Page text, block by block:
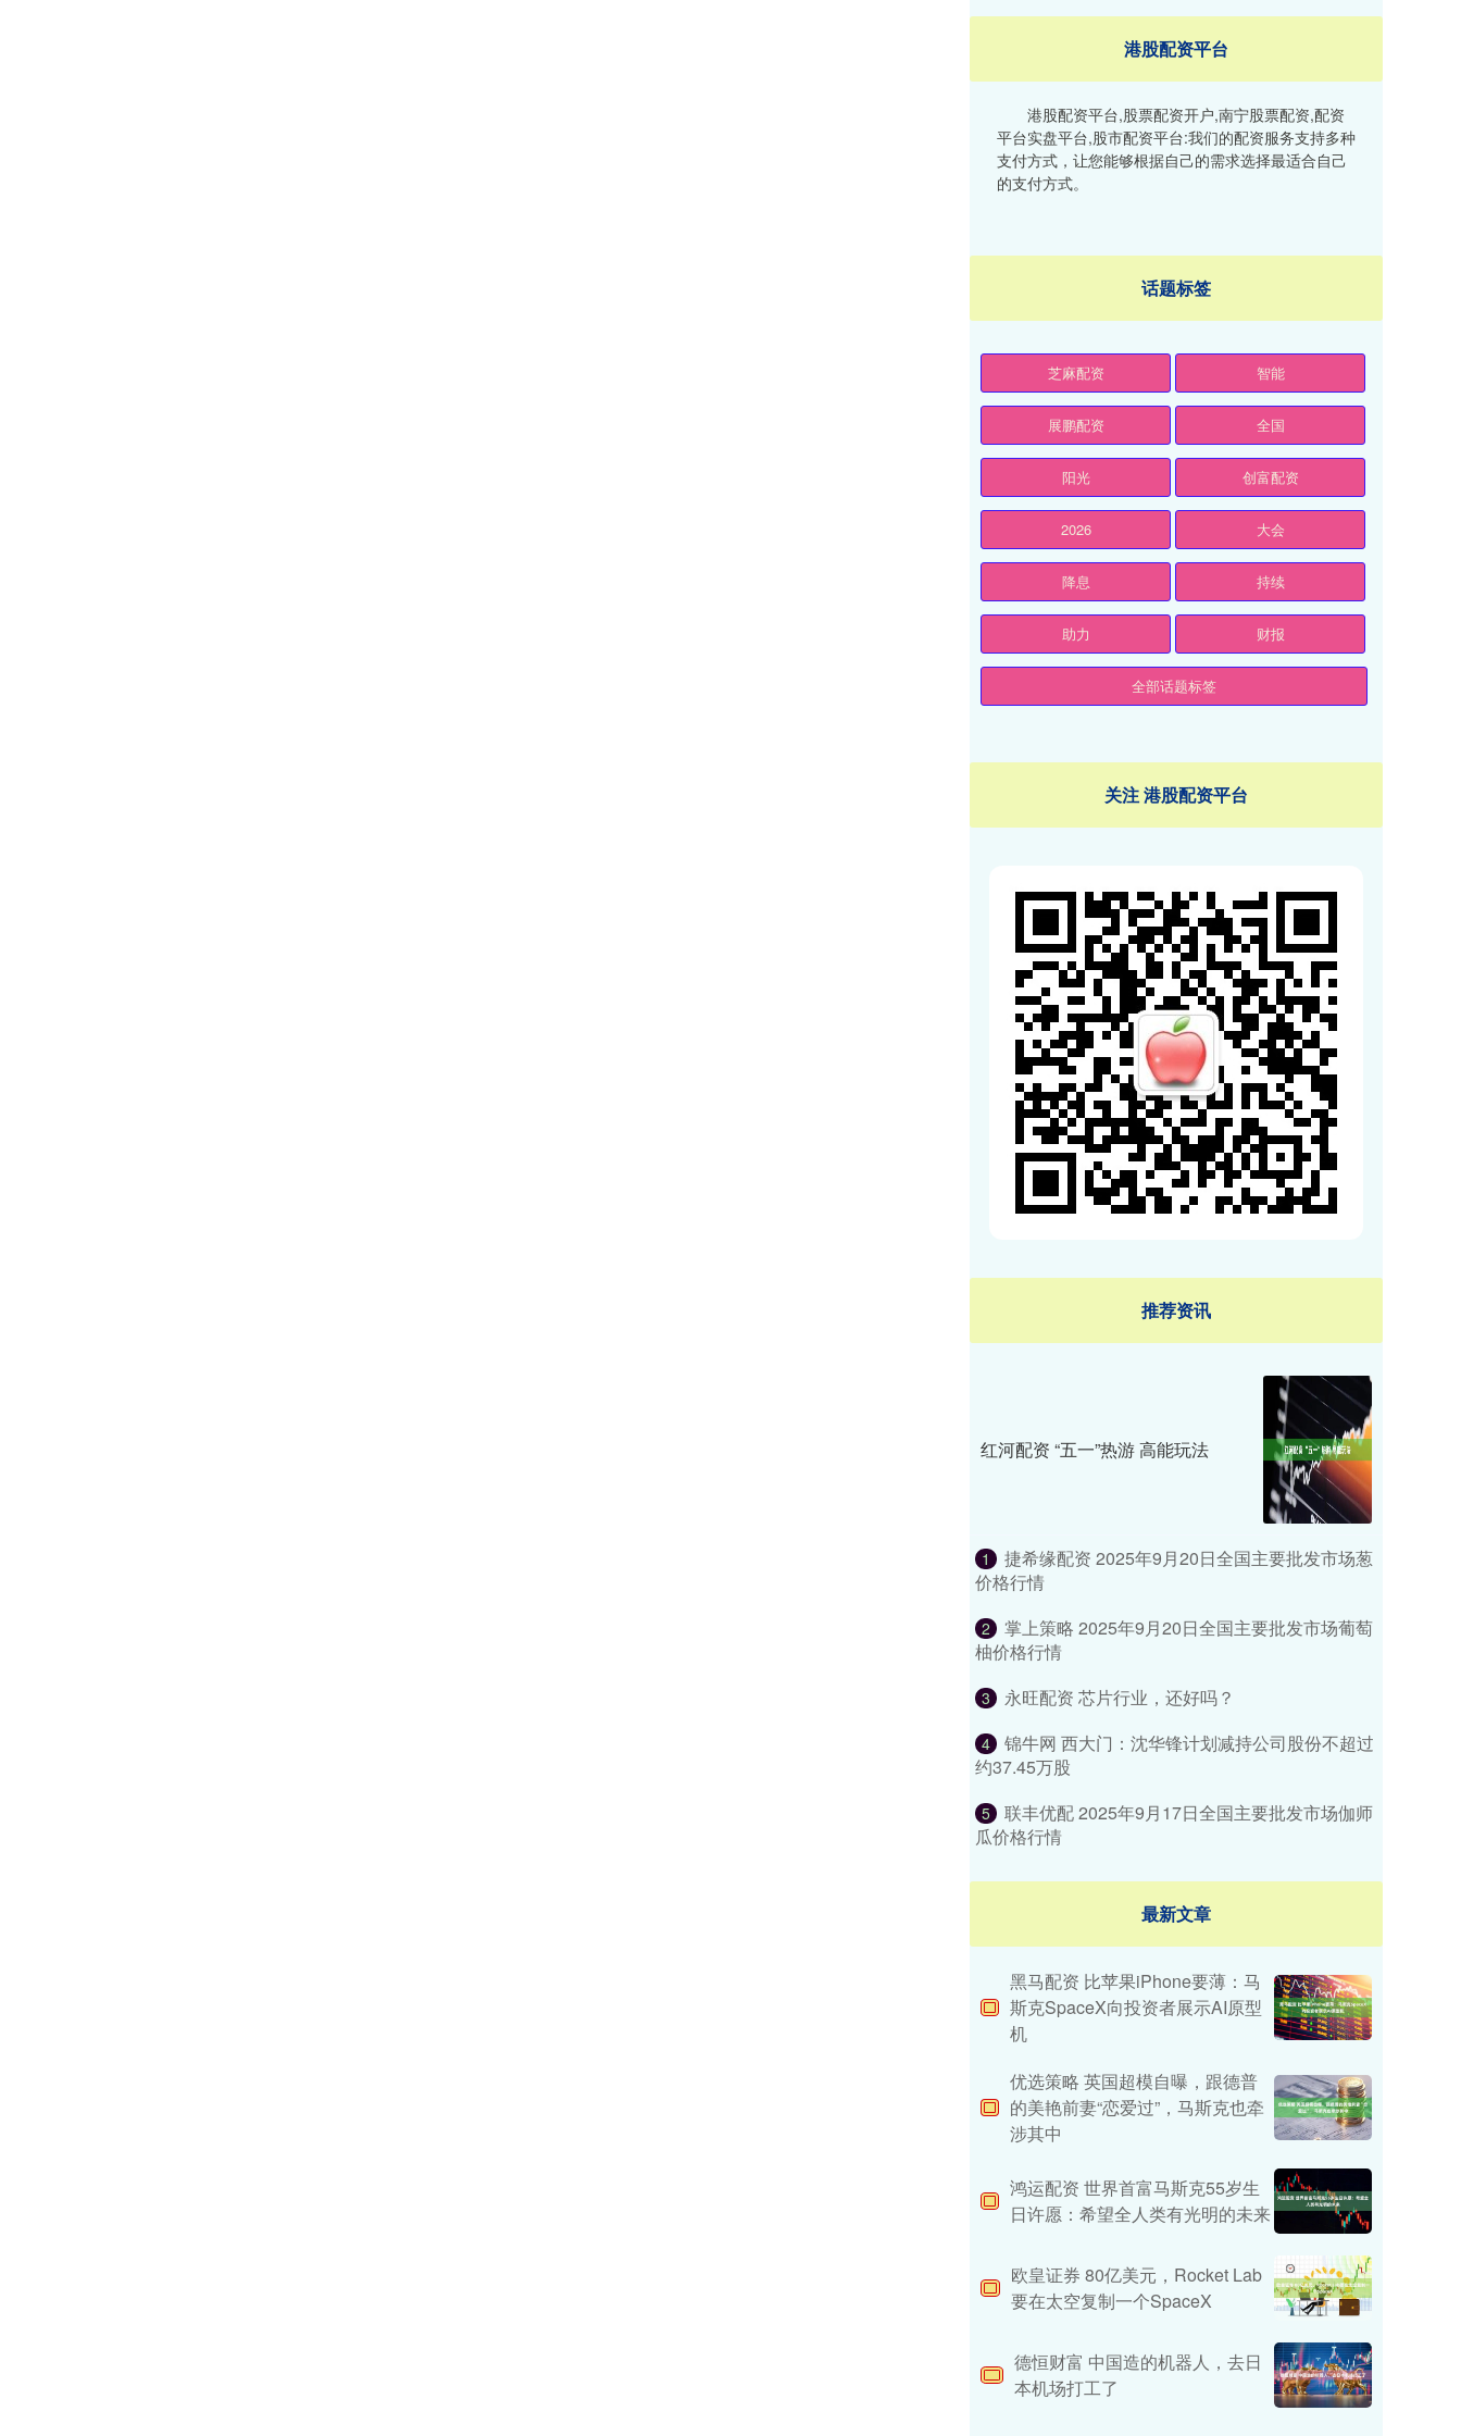
港股配资平台
港股配资平台,股票配资开户,南宁股票配资,配资
平台实盘平台,股市配资平台:我们的配资服务支持多种
支付方式，让您能够根据自己的需求选择最适合自己
的支付方式。
话题标签
芝麻配资 智能
展鹏配资 全国
阳光 创富配资
2026 大会
降息 持续
助力 财报
全部话题标签
关注 港股配资平台
推荐资讯
红河配资 “五一”热游 高能玩法
1
捷希缘配资 2025年9月20日全国主要批发市场葱
价格行情
2
掌上策略 2025年9月20日全国主要批发市场葡萄
柚价格行情
3 永旺配资 芯片行业，还好吗？
4
锦牛网 西大门：沈华锋计划减持公司股份不超过
约37.45万股
5
联丰优配 2025年9月17日全国主要批发市场伽师
瓜价格行情
最新文章
黑马配资 比苹果iPhone要薄：马
斯克SpaceX向投资者展示AI原型
机
优选策略 英国超模自曝，跟德普
的美艳前妻“恋爱过”，马斯克也牵
涉其中
鸿运配资 世界首富马斯克55岁生
日许愿：希望全人类有光明的未来
欧皇证券 80亿美元，Rocket Lab
要在太空复制一个SpaceX
德恒财富 中国造的机器人，去日
本机场打工了